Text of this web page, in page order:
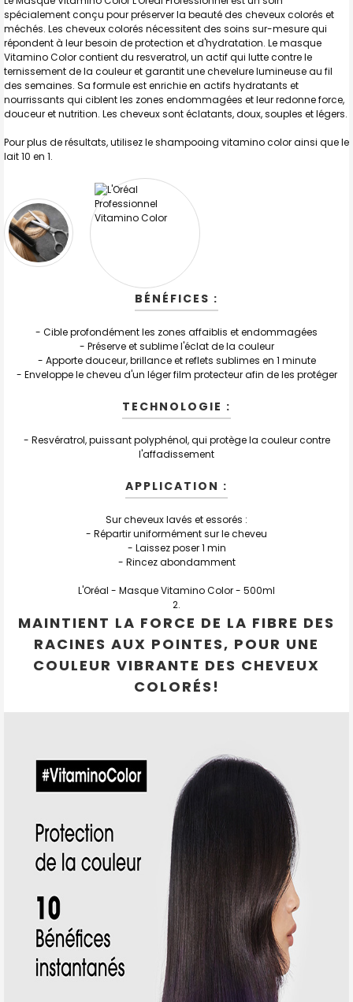
SÉLECTION
AU PANIER
spécialement conçu pour préserver la beauté des cheveux colorés et
méchés. Les cheveux colorés nécessitent des soins sur-mesure qui
répondent à leur besoin de protection et d'hydratation. Le masque
Vitamino Color contient du resveratrol, un actif qui lutte contre le
ternissement de la couleur et garantit une chevelure lumineuse au fil
des semaines. Sa formule est enrichie en actifs hydratants et
nourrissants qui ciblent les zones endommagées et leur redonne force,
douceur et nutrition. Les cheveux sont éclatants, doux, souples et légers.
Pour plus de résultats, utilisez le shampooing vitamino color ainsi que le
lait 10 en 1.
BÉNÉFICES :
- Cible profondément les zones affaiblis et endommagées
- Préserve et sublime l'éclat de la couleur
- Apporte douceur, brillance et reflets sublimes en 1 minute
- Enveloppe le cheveu d'un léger film protecteur afin de les protéger
TECHNOLOGIE :
- Resvératrol, puissant polyphénol, qui protège la couleur contre
l'affadissement
APPLICATION :
Sur cheveux lavés et essorés :
- Répartir uniformément sur le cheveu
- Laissez poser 1 min
- Rincez abondamment
L'Oréal - Masque Vitamino Color - 500ml
MAINTIENT LA FORCE DE LA FIBRE DES
RACINES AUX POINTES, POUR UNE
COULEUR VIBRANTE DES CHEVEUX
COLORÉS!